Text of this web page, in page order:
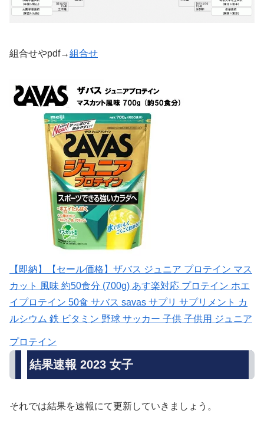
組合せやpdf→組合せ
【即納】【セール価格】ザバス ジュニア プロテイン マス
カット 風味 約50食分 (700g) あす楽対応 プロテイン ホエ
イプロテイン 50食 サバス savas サプリ サプリメント カ
ルシウム 鉄 ビタミン 野球 サッカー 子供 子供用 ジュニア
プロテイン
結果速報 2023 女子
それでは結果を速報にて更新していきましょう。